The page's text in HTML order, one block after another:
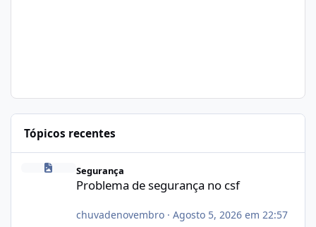
Tópicos recentes
Problema de segurança no csf
Segurança
Problema de segurança no csf
chuvadenovembro· Agosto 5, 2026 em 22:57